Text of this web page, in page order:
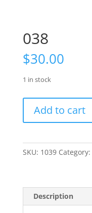
038
$30.00
1 in stock
quantity
Add to cart
SKU: 1039 Category:
Description